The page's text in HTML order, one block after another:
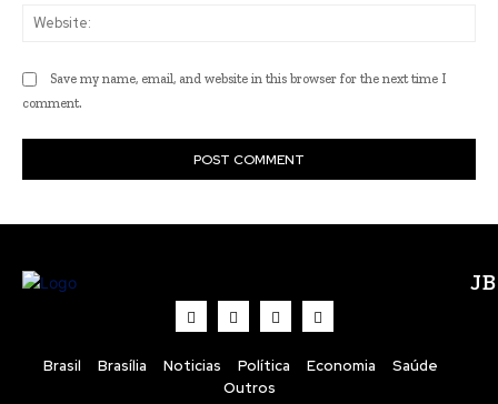
Save my name, email, and website in this browser for the next time I
comment.
Brasil Brasília Noticias Política Economia
Saúde
Outros